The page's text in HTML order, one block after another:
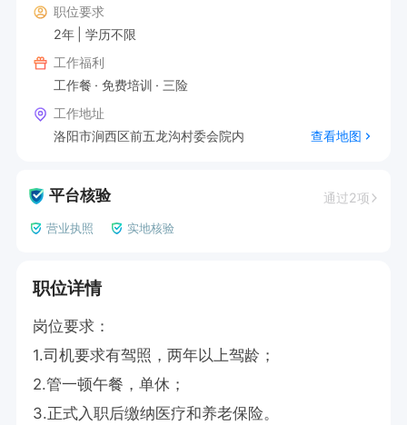
职位要求
2年
学历不限
工作福利
工作餐
免费培训
三险
工作地址
洛阳市涧西区前五龙沟村委会院内
查看地图
平台核验 通过2项
营业执照 实地核验
职位详情
岗位要求：
1.司机要求有驾照，两年以上驾龄；
2.管一顿午餐，单休；
3.正式入职后缴纳医疗和养老保险。